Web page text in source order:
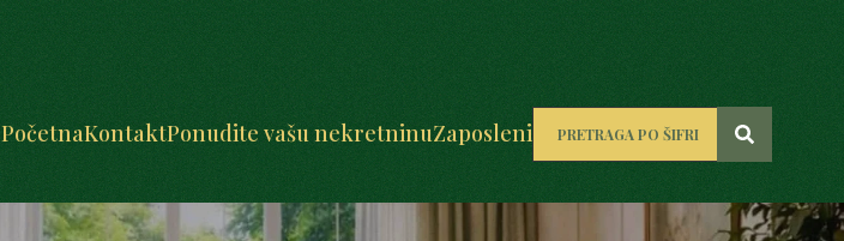
PočetnaKontaktPonudite vašu nekretninuZaposleni